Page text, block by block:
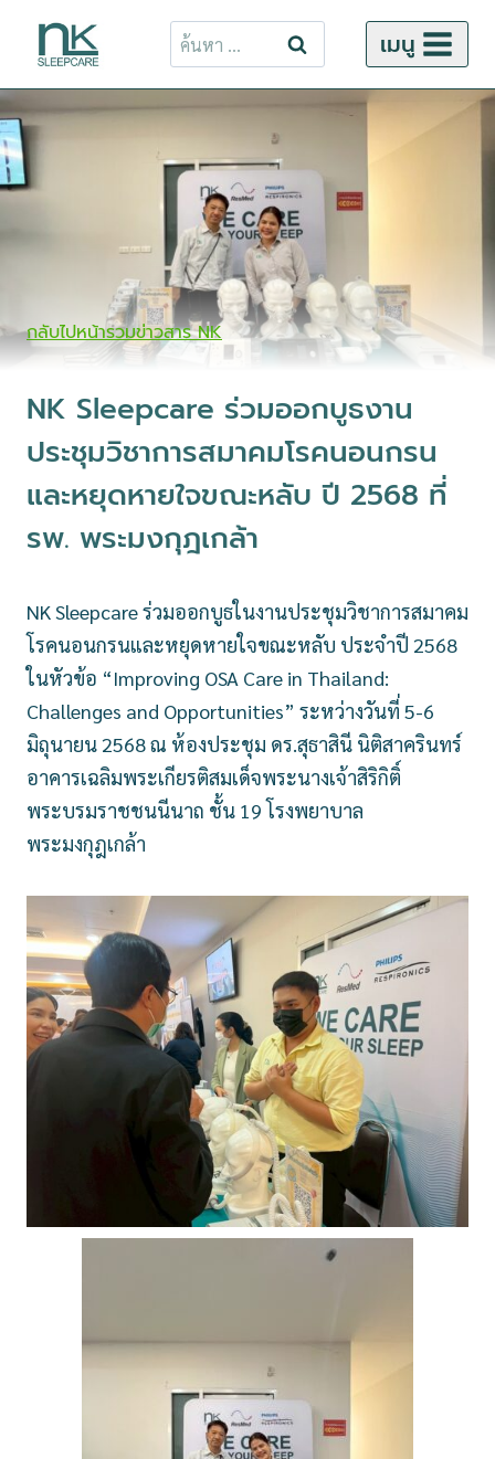
เนื้อหา
ค้นหา
สำหรับ:
เมนู
กลับไปหน้ารวมข่าวสาร NK
NK Sleepcare ร่วมออกบูธงาน
ประชุมวิชาการสมาคมโรคนอนกรน
และหยุดหายใจขณะหลับ ปี 2568 ที่
รพ. พระมงกุฎเกล้า
NK Sleepcare ร่วมออกบูธในงานประชุมวิชาการสมาคม
โรคนอนกรนและหยุดหายใจขณะหลับ ประจำปี 2568
ในหัวข้อ “Improving OSA Care in Thailand:
Challenges and Opportunities” ระหว่างวันที่ 5-6
มิถุนายน 2568 ณ ห้องประชุม ดร.สุธาสินี นิติสาครินทร์
อาคารเฉลิมพระเกียรติสมเด็จพระนางเจ้าสิริกิติ์
พระบรมราชชนนีนาถ ชั้น 19 โรงพยาบาล
พระมงกุฎเกล้า